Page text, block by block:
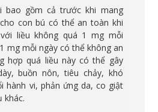
bao gồm cả trước khi mang
con bú có thể an toàn khi
liều không quá 1 mg mỗi
mg mỗi ngày có thể không an
hợp quá liều này có thể gây
buồn nôn, tiêu chảy, khó
hành vi, phản ứng da, co giật
khác.